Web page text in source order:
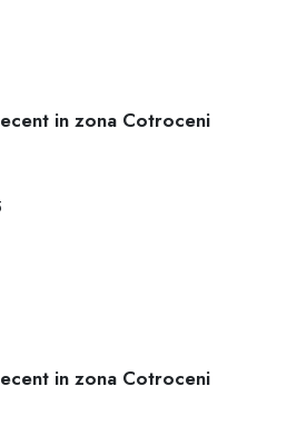
in zona Cotroceni
in zona Cotroceni